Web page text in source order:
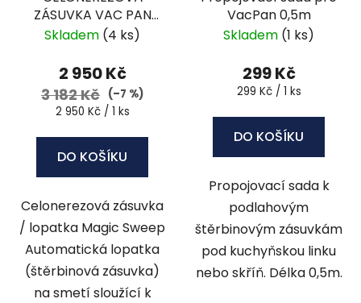
ZÁSUVKA VAC PAN
MAGIC SWEEP - NEW-
Skladem (4 ks)
2 950 Kč
3 182 Kč (–7 %)
Měrná
2 950 Kč / 1 ks
DO KOŠÍKU
Celonerezová zásuvka
/ lopatka Magic Sweep
Automatická lopatka
(štěrbinová zásuvka)
na smetí sloužící k
VacPan 0,5m
Skladem (1 ks)
299 Kč
Měrná
299 Kč / 1 ks
DO KOŠÍKU
Propojovací sada k
podlahovým
štěrbinovým zásuvkám
pod kuchyňskou linku
nebo skříň. Délka 0,5m.